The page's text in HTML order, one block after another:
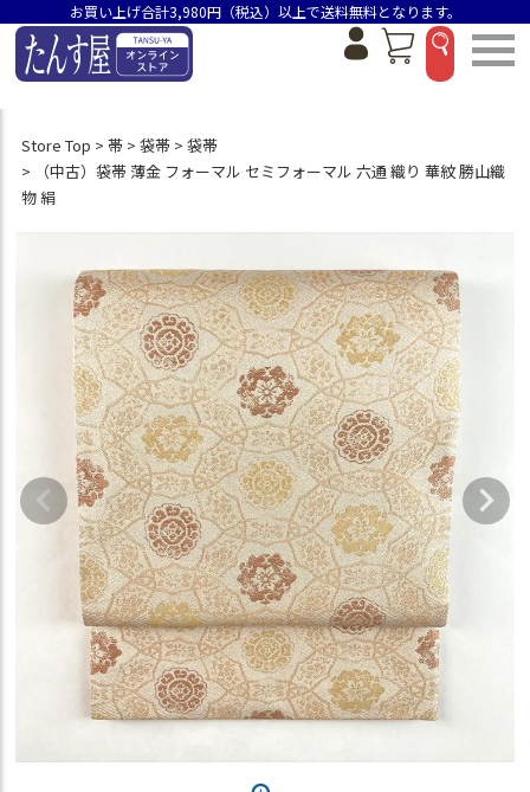
お買い上げ合計3,980円（税込）以上で送料無料となります。
Store Top 帯 袋帯
袋帯
（中古）袋帯 薄金 フォーマル セミフォーマル 六通 織り 華紋 勝山織
物 絹